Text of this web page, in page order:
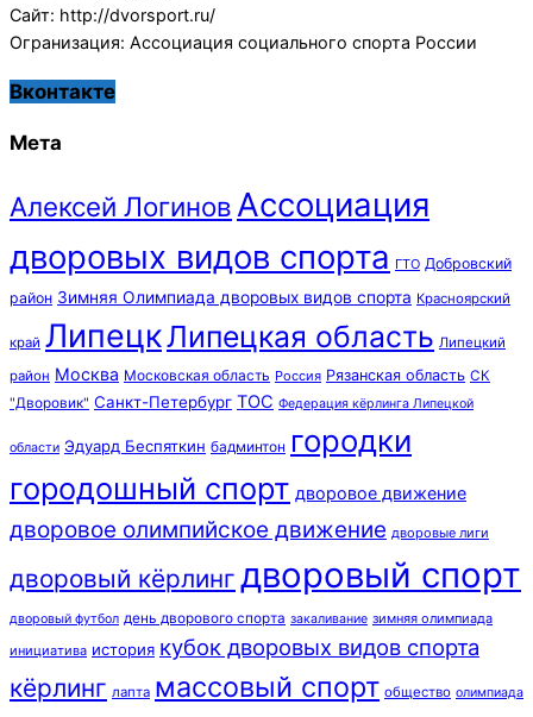
Сайт: http://dvorsport.ru/
Огранизация: Ассоциация социального спорта России
Вконтакте
Мета
Алексей Логинов Ассоциация
дворовых видов спорта ГТО Добровский
район Зимняя Олимпиада дворовых видов спорта Красноярский
край ЛипецкЛипецкая область Липецкий
район Москва Московская область Россия Рязанская область СК
"Дворовик" Санкт-Петербург ТОС Федерация кёрлинга Липецкой
области Эдуард Беспяткин бадминтон городки
городошный спорт дворовое движение
дворовое олимпийское движение дворовые лиги
дворовый кёрлинг дворовый спорт
дворовый футбол день дворового спорта закаливание зимняя олимпиада
инициатива история кубок дворовых видов спорта
кёрлинг лапта массовый спорт общество олимпиада